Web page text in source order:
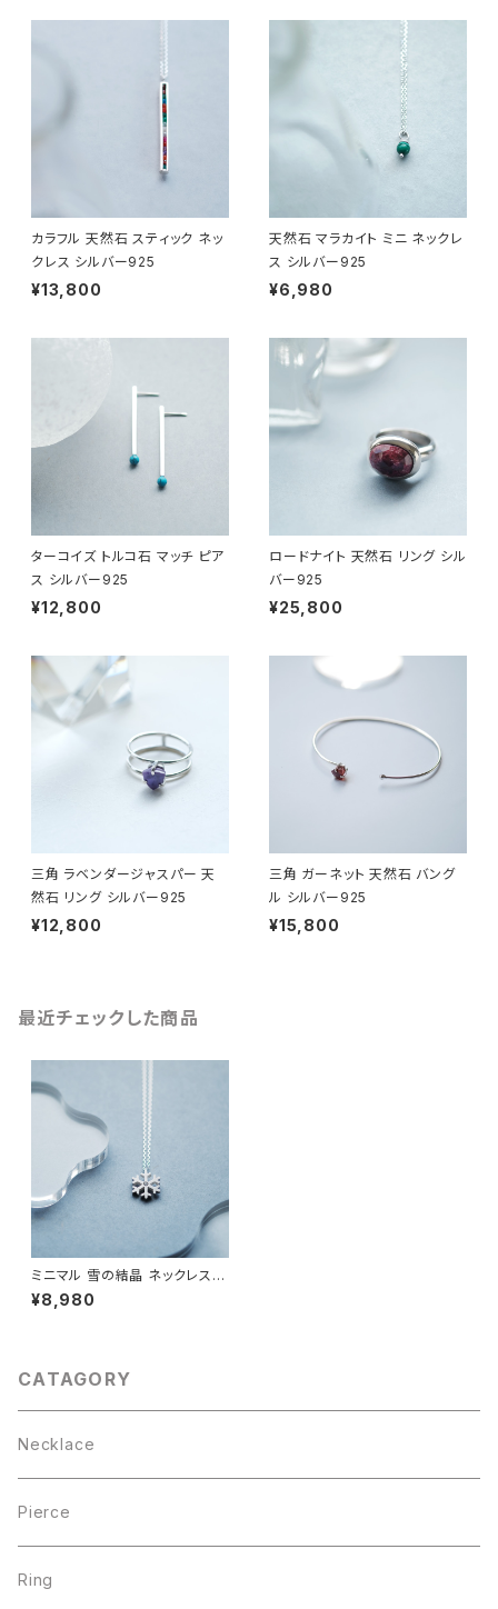
カラフル 天然石 スティック ネッ
クレス シルバー925
¥13,800
天然石 マラカイト ミニ ネックレ
ス シルバー925
¥6,980
ターコイズ トルコ石 マッチ ピア
ス シルバー925
¥12,800
ロードナイト 天然石 リング シル
バー925
¥25,800
三角 ラベンダージャスパー 天
然石 リング シルバー925
¥12,800
三角 ガーネット 天然石 バング
ル シルバー925
¥15,800
最近チェックした商品
ミニマル 雪の結晶 ネックレス
シルバー925
¥8,980
CATAGORY
Necklace
Pierce
Ring